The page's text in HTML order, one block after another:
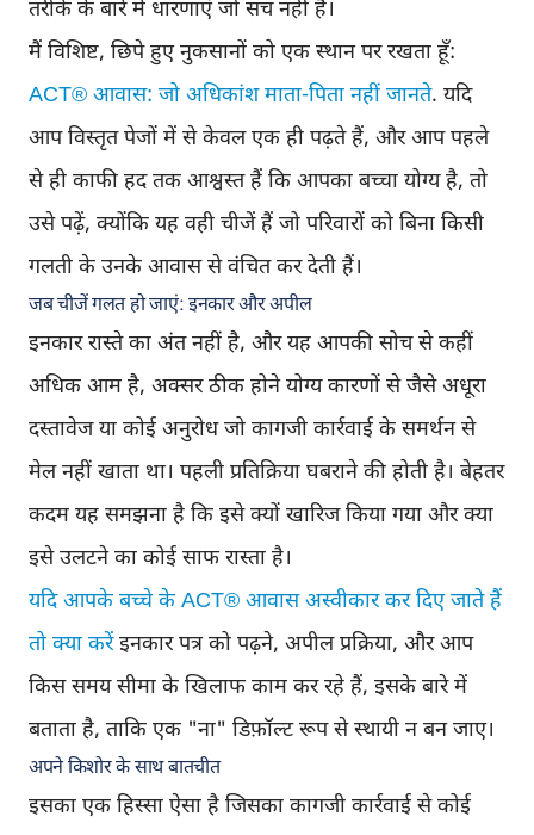
तरीके के बारे में धारणाएं जो सच नहीं हैं।
मैं विशिष्ट, छिपे हुए नुकसानों को एक स्थान पर रखता हूँ:
ACT® आवास: जो अधिकांश माता-पिता नहीं जानते. यदि
आप विस्तृत पेजों में से केवल एक ही पढ़ते हैं, और आप पहले
से ही काफी हद तक आश्वस्त हैं कि आपका बच्चा योग्य है, तो
उसे पढ़ें, क्योंकि यह वही चीजें हैं जो परिवारों को बिना किसी
गलती के उनके आवास से वंचित कर देती हैं।
जब चीजें गलत हो जाएं: इनकार और अपील
इनकार रास्ते का अंत नहीं है, और यह आपकी सोच से कहीं
अधिक आम है, अक्सर ठीक होने योग्य कारणों से जैसे अधूरा
दस्तावेज या कोई अनुरोध जो कागजी कार्रवाई के समर्थन से
मेल नहीं खाता था। पहली प्रतिक्रिया घबराने की होती है। बेहतर
कदम यह समझना है कि इसे क्यों खारिज किया गया और क्या
इसे उलटने का कोई साफ रास्ता है।
यदि आपके बच्चे के ACT® आवास अस्वीकार कर दिए जाते हैं
तो क्या करेंइनकार पत्र को पढ़ने, अपील प्रक्रिया, और आप
किस समय सीमा के खिलाफ काम कर रहे हैं, इसके बारे में
बताता है, ताकि एक "ना" डिफ़ॉल्ट रूप से स्थायी न बन जाए।
अपने किशोर के साथ बातचीत
इसका एक हिस्सा ऐसा है जिसका कागजी कार्रवाई से कोई